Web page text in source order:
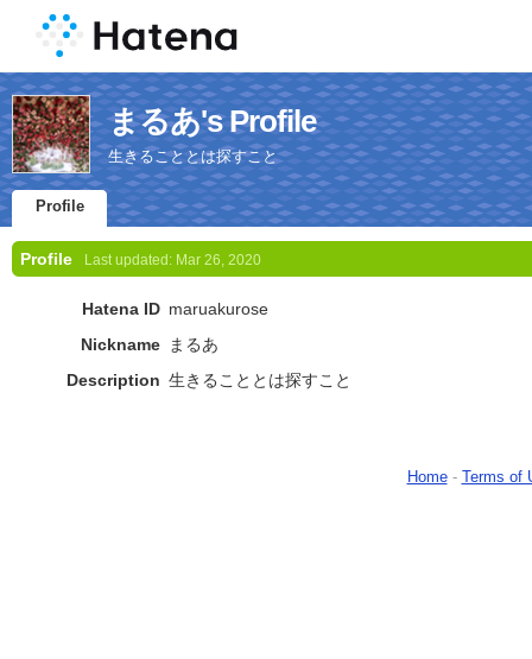
まるあ's Profile
生きることとは探すこと
Profile
Profile Last updated: Mar 26, 2020
Hatena ID maruakurose
Nickname まるあ
Description 生きることとは探すこと
Home- Terms of